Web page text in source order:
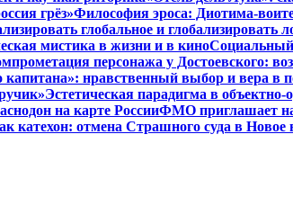
грёз»Философия эроса: Диотима-
глобальное и глобализировать
мистика в жизни и в киноСоциальный
персонажа у Достоевского:
капитана»: нравственный выбор и вера в
Эстетическая парадигма в
на карте РоссииФМО приглашает на
катехон: отмена Страшного суда в Новое